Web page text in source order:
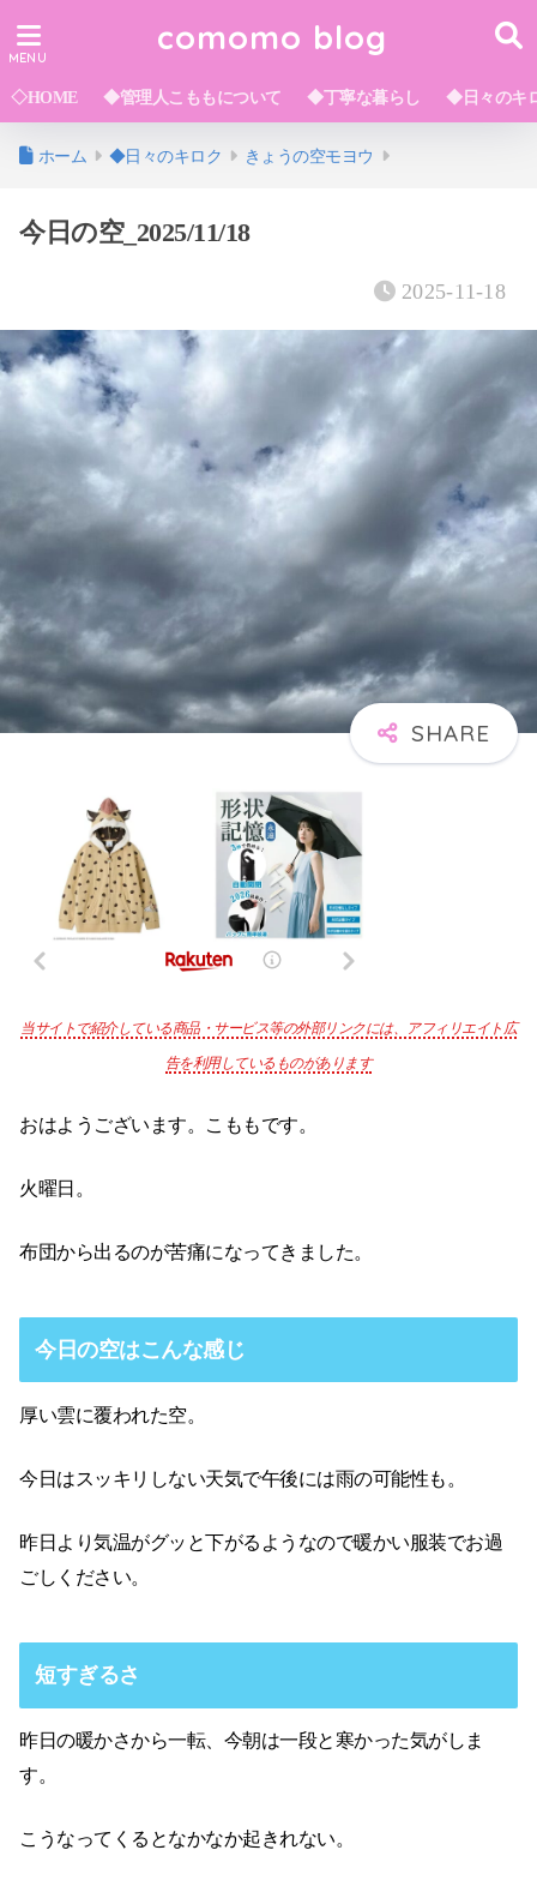
comomo blog
◇HOME ◆管理人こももについて ◆丁寧な暮らし ◆日々のキ
ホーム ◆日々のキロク きょうの空モヨウ
今日の空_2025/11/18
2025-11-18
当サイトで紹介している商品・サービス等の外部リンクには、アフィリエイト広
告を利用しているものがあります
おはようございます。こももです。
火曜日。
布団から出るのが苦痛になってきました。
今日の空はこんな感じ
厚い雲に覆われた空。
今日はスッキリしない天気で午後には雨の可能性も。
昨日より気温がグッと下がるようなので暖かい服装でお過
ごしください。
短すぎるさ
昨日の暖かさから一転、今朝は一段と寒かった気がしま
す。
こうなってくるとなかなか起きれない。